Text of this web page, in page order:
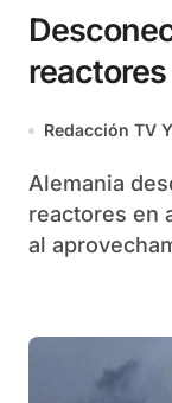
Desconecta
Redacción TV
Alemania desconectó sus tres últimos
reactores en
al